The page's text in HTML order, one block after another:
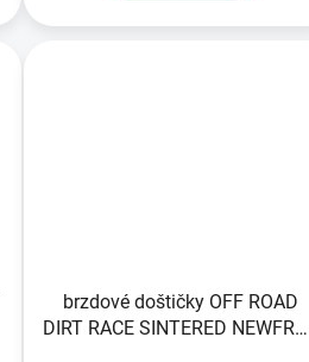
brzdové doštičky OFF ROAD
DIRT RACE SINTERED NEWFREN